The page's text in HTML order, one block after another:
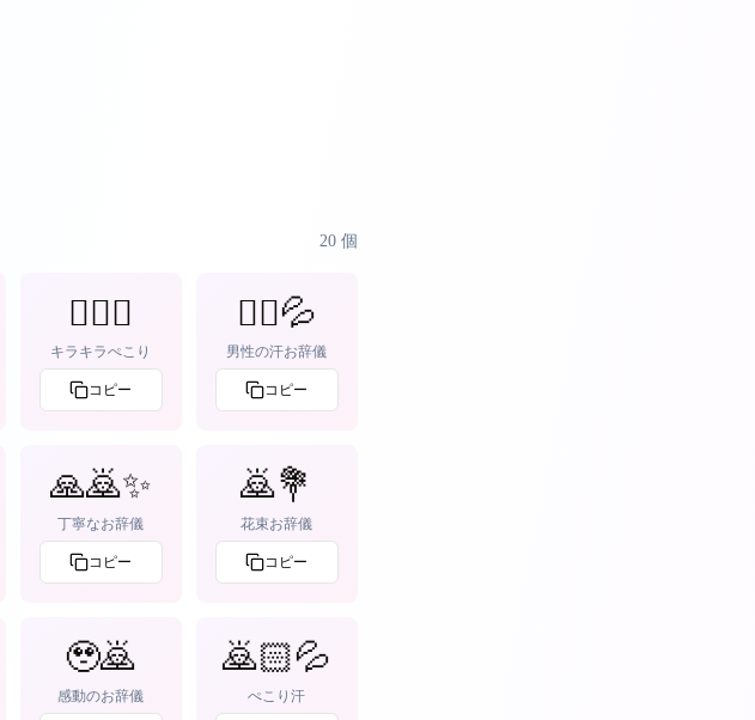
20 個
🙇‍♀️✨
キラキラぺこり
コピー
🙇‍♂️💦
男性の汗お辞儀
コピー
🙏🙇✨
丁寧なお辞儀
コピー
🙇💐
花束お辞儀
コピー
🥹🙇
感動のお辞儀
🙇🏻💦
ぺこり汗